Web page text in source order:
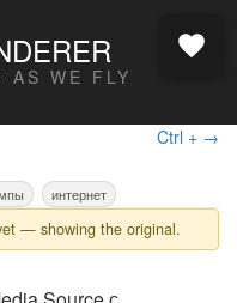
AS WE FLY
Ctrl + →
интернет
— showing the original.